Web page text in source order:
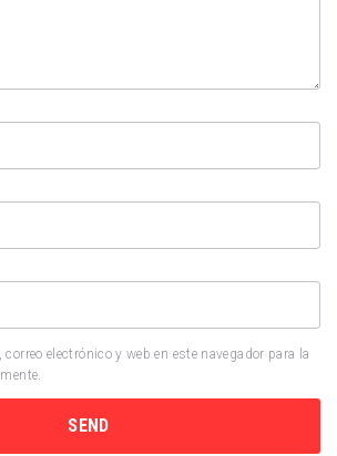
electrónico y web en este navegador para la